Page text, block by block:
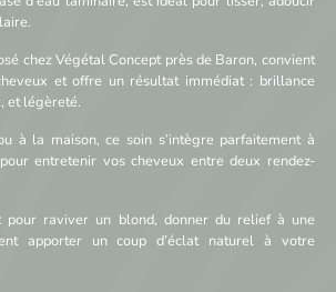
chez Végétal Concept près de Baron, convient
et offre un résultat immédiat : brillance
et légèreté.
à la maison, ce soin s’intègre parfaitement à
entretenir vos cheveux entre deux rendez-
pour raviver un blond, donner du relief à une
apporter un coup d’éclat naturel à votre